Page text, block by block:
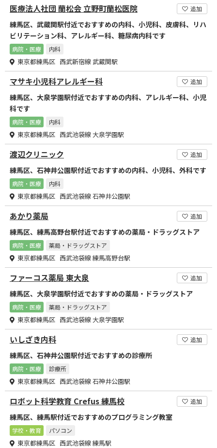
医療法人社団 蘭松会 立野町蘭松医院 追加
練馬区、武蔵関駅付近でおすすめの内科、小児科、皮膚科、リハ
ビリテーション科、アレルギー科、糖尿病内科です
病院・医療 内科
東京都練馬区 西武新宿線 武蔵関駅
マサキ小児科アレルギー科 追加
練馬区、大泉学園駅付近でおすすめの内科、アレルギー科、小児
科です
病院・医療 内科
東京都練馬区 西武池袋線 大泉学園駅
渡辺クリニック 追加
練馬区、石神井公園駅付近でおすすめの内科、小児科、外科です
病院・医療 内科
東京都練馬区 西武池袋線 石神井公園駅
あかり薬局 追加
練馬区、練馬高野台駅付近でおすすめの薬局・ドラッグストア
病院・医療 薬局・ドラッグストア
東京都練馬区 西武池袋線 練馬高野台駅
ファーコス薬局 東大泉 追加
練馬区、大泉学園駅付近でおすすめの薬局・ドラッグストア
病院・医療 薬局・ドラッグストア
東京都練馬区 西武池袋線 大泉学園駅
いしざき内科 追加
練馬区、石神井公園駅付近でおすすめの診療所
病院・医療 診療所
東京都練馬区 西武池袋線 石神井公園駅
ロボット科学教育 Crefus 練馬校 追加
練馬区、練馬駅付近でおすすめのプログラミング教室
学校・教育 パソコン
東京都練馬区 西武池袋線 練馬駅